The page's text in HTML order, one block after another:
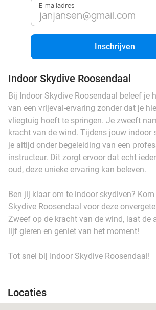
E-mailadres
Inschrijven
Indoor Skydive Roosendaal
Bij Indoor Skydive Roosendaal beleef je
van een vrijeval-ervaring zonder dat je
vliegtuig hoeft te springen. Je zweeft
kracht van de wind. Tijdens jouw indoor
je altijd onder begeleiding van een
instructeur. Dit zorgt ervoor dat echt
oud, deze unieke ervaring kan beleven.
Ben jij klaar om te indoor skydiven?
Skydive Roosendaal voor deze
Zweef op de kracht van de wind, laat de
lijf gieren en geniet van het moment!
Tot snel bij Indoor Skydive Roosendaal!
Locaties